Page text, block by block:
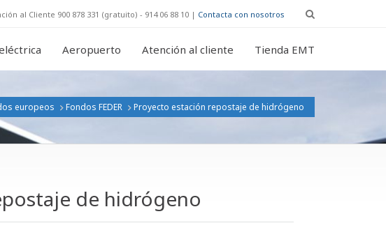
al Cliente 900 878 331 (gratuito) - 914 06 88 10 | Contacta con nosotros
Aeropuerto Atención al cliente Tienda EMT
europeos Fondos FEDER Proyecto estación repostaje de hidrógeno
de hidrógeno